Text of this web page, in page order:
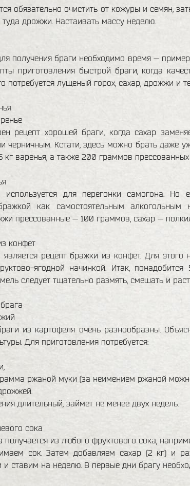
обязательно очистить от кожуры и семян,
туда дрожжи. Настаивать массу неделю.
получения браги необходимо время —
приготовления быстрой браги, когда
потребуется лущеный горох, сахар, дрожжи и
рецепт хорошей браги, когда сахар
черничным. Кстати, здесь можно брать даже
кг варенья, а также 200 граммов
используется для перегонки самогона.
как самостоятельным
прессованные — 100 граммов, сахар —
конфет
является рецепт бражки из конфет. Для
ягодной начинкой. Итак,
следует тщательно размять, смешать и
из картофеля очень разнообразны.
Для приготовления потребуется:
ржаной муки (за неимением ржаной
длительный, займет не менее двух недель.
сока
получается из любого фруктового сока,
сок. Затем добавляем сахар (2 кг) и
ставим на неделю. В первые дни брагу